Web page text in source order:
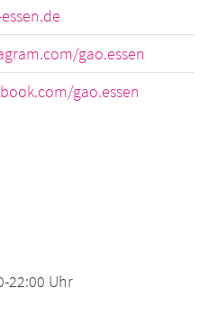
gao.essen
gao.essen
22:00 Uhr